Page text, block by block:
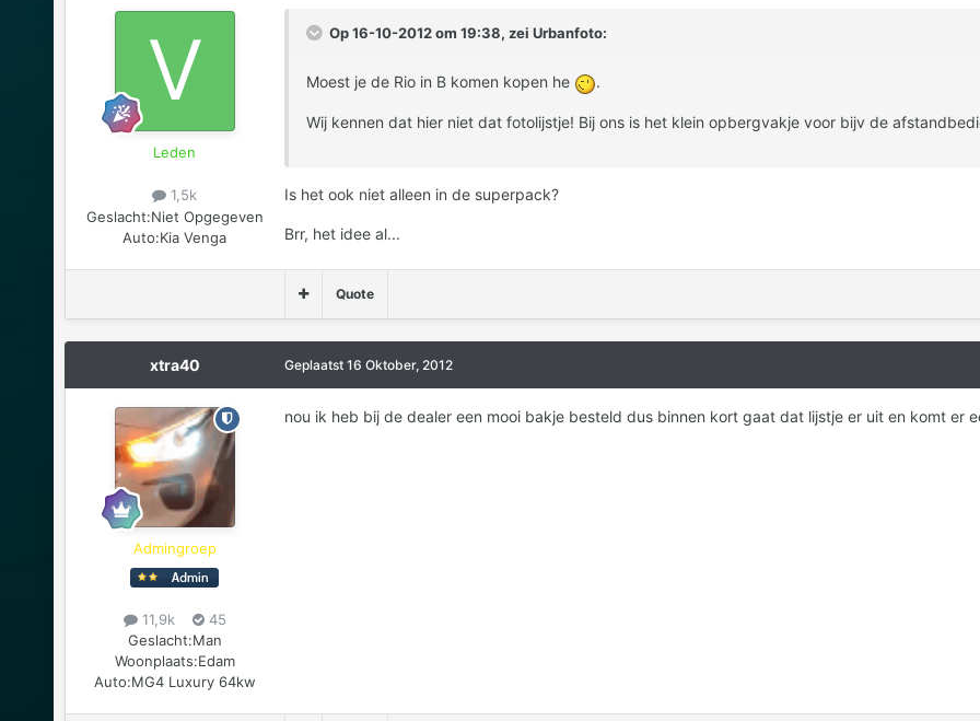
Leden
1,5k
Geslacht:Niet Opgegeven
Auto:Kia Venga
Op 16-10-2012 om 19:38, zei Urbanfoto:
Moest je de Rio in B komen kopen he .
Wij kennen dat hier niet dat fotolijstje! Bij ons is het klein opbergvakje voor bijv de
Is het ook niet alleen in de superpack?
Brr, het idee al...
Quote
xtra40
Admingroep
11,9k
45
Geslacht:Man
Woonplaats:Edam
Auto:MG4 Luxury 64kw
Geplaatst 16 Oktober, 2012
nou ik heb bij de dealer een mooi bakje besteld dus binnen kort gaat dat lijstje er uit en komt er